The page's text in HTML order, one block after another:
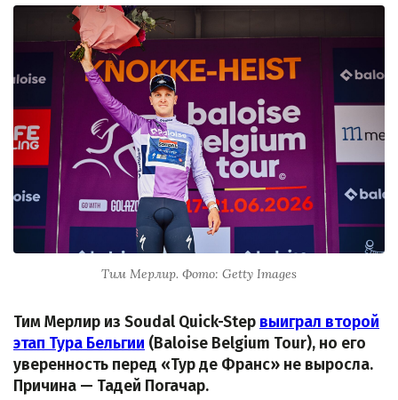
Тим Мерлир. Фото: Getty Images
Тим Мерлир из Soudal Quick-Step выиграл второй
этап Тура Бельгии (Baloise Belgium Tour), но его
уверенность перед «Тур де Франс» не выросла.
Причина — Тадей Погачар.